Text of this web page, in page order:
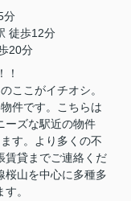
分
徒歩12分
20分
！
ここがイチオシ。
件です。こちらは
ーズな駅近の物件
す。より多くの不
賃貸までご連絡くだ
桜山を中心に多種多
。